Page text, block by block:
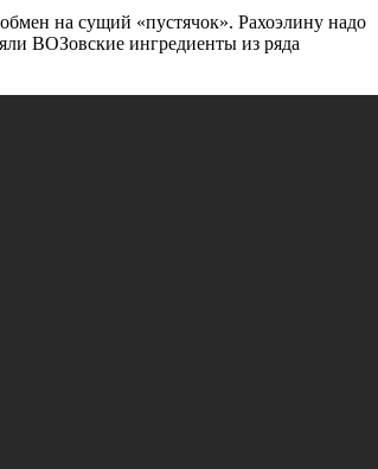
обмен на сущий «пустячок». Рахоэлину надо
ВОЗовские ингредиенты из ряда